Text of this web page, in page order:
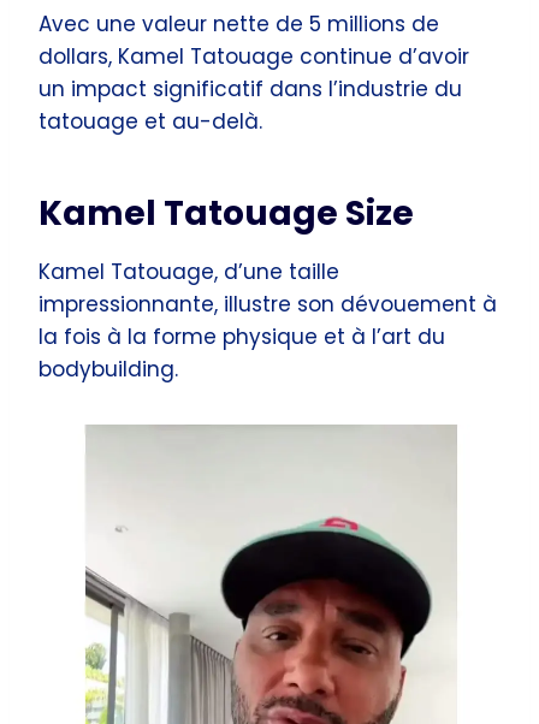
Avec une valeur nette de 5 millions de
dollars, Kamel Tatouage continue d’avoir
un impact significatif dans l’industrie du
tatouage et au-delà.
Kamel Tatouage Size
Kamel Tatouage, d’une taille
impressionnante, illustre son dévouement à
la fois à la forme physique et à l’art du
bodybuilding.